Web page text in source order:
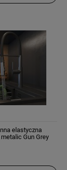
elastyczna
Gun Grey